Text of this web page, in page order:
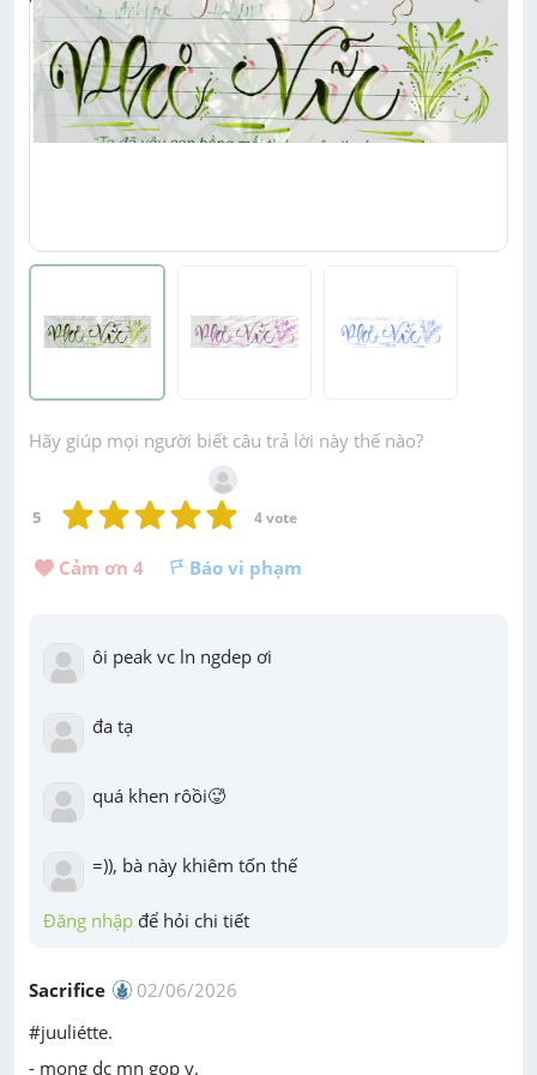
Hãy giúp mọi người biết câu trả lời này thế nào?
5 4 vote
Cảm ơn 4 Báo vi phạm
ôi peak vc ln ngdep ơi
đa tạ
quá khen rôồi🥵
=)), bà này khiêm tốn thế
Đăng nhập để hỏi chi tiết
Sacrifice
02/06/2026
#juuliétte.
- mong dc mn gop y.